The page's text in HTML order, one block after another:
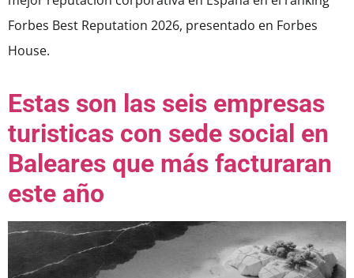
Forbes Best Reputation 2026, presentado en Forbes
House.
Estas son las seis empresas
turisticas con sede social en
Baleares que más facturaran
este año